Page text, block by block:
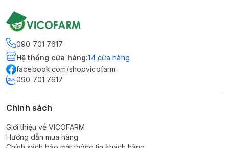
090 701 7617
Hệ thống cửa hàng:14 cửa hàng
facebook.com/shopvicofarm
090 701 7617
Chính sách
Giới thiệu về VICOFARM
Hướng dẫn mua hàng